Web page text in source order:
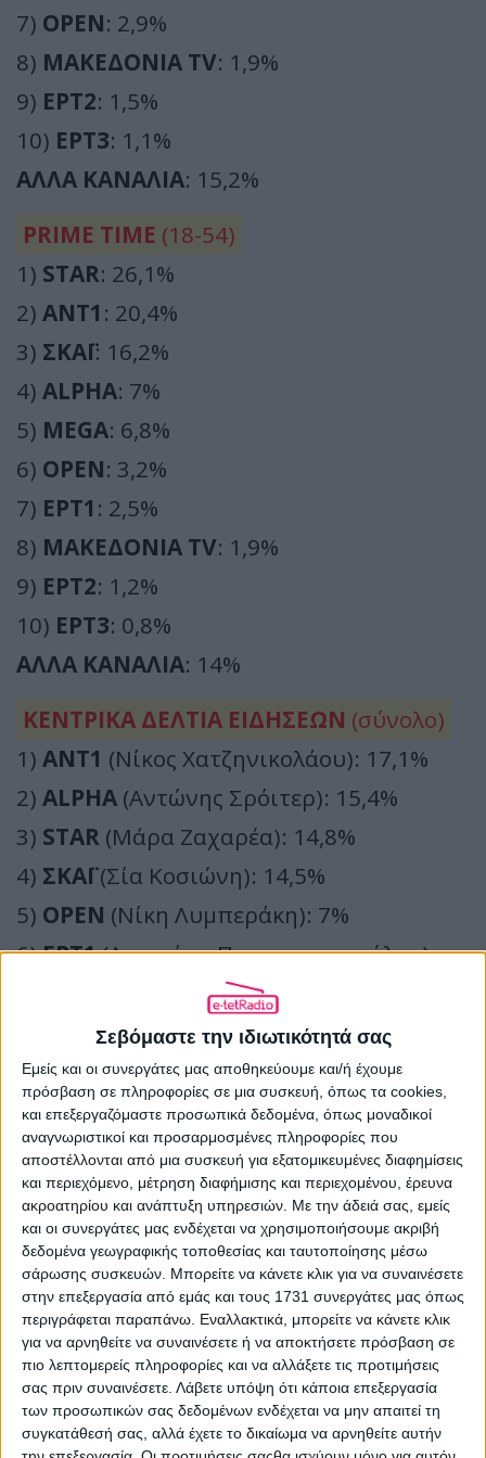
Σεβόμαστε την ιδιωτικότητά σας
Εμείς και οι συνεργάτες μας αποθηκεύουμε και/ή έχουμε
πρόσβαση σε πληροφορίες σε μια συσκευή, όπως τα cookies,
και επεξεργαζόμαστε προσωπικά δεδομένα, όπως μοναδικοί
αναγνωριστικοί και προσαρμοσμένες πληροφορίες που
αποστέλλονται από μια συσκευή για εξατομικευμένες διαφημίσεις
και περιεχόμενο, μέτρηση διαφήμισης και περιεχομένου, έρευνα
ακροατηρίου και ανάπτυξη υπηρεσιών. Με την άδειά σας, εμείς
και οι συνεργάτες μας ενδέχεται να χρησιμοποιήσουμε ακριβή
δεδομένα γεωγραφικής τοποθεσίας και ταυτοποίησης μέσω
σάρωσης συσκευών. Μπορείτε να κάνετε κλικ για να συναινέσετε
στην επεξεργασία από εμάς και τους 1731 συνεργάτες μας όπως
περιγράφεται παραπάνω. Εναλλακτικά, μπορείτε να κάνετε κλικ
για να αρνηθείτε να συναινέσετε ή να αποκτήσετε πρόσβαση σε
πιο λεπτομερείς πληροφορίες και να αλλάξετε τις προτιμήσεις
σας πριν συναινέσετε. Λάβετε υπόψη ότι κάποια επεξεργασία
των προσωπικών σας δεδομένων ενδέχεται να μην απαιτεί τη
συγκατάθεσή σας, αλλά έχετε το δικαίωμα να αρνηθείτε αυτήν
7) OPEN: 2,9%
8) ΜΑΚΕΔΟΝΙΑ TV: 1,9%
9) ΕΡΤ2: 1,5%
10) ΕΡΤ3: 1,1%
ΑΛΛΑ ΚΑΝΑΛΙΑ: 15,2%
PRIME TIME (18-54)
1) STAR: 26,1%
2) ΑΝΤ1 : 20,4%
3) ΣΚΑΪ: 16,2%
4) ALPHA: 7%
5) MEGA: 6,8%
6) OPEN: 3,2%
7) ΕΡΤ1 : 2,5%
8) ΜΑΚΕΔΟΝΙΑ TV: 1,9%
9) ΕΡΤ2: 1,2%
10) ΕΡΤ3: 0,8%
ΑΛΛΑ ΚΑΝΑΛΙΑ: 14%
ΚΕΝΤΡΙΚΑ ΔΕΛΤΙΑ ΕΙΔΗΣΕΩΝ (σύνολο)
1) ΑΝΤ1 (Νίκος Χατζηνικολάου): 17,1%
2) ALPHA (Αντώνης Σρόιτερ): 15,4%
3) STAR (Μάρα Ζαχαρέα): 14,8%
4) ΣΚΑΪ(Σία Κοσιώνη): 14,5%
5) OPEN (Νίκη Λυμπεράκη): 7%
6)ΕΡΤ1(Αντριάνα Παρασκευοπούλου):
MEGA(Ράνια Τζίμα): 5,4%
ΚΕΝΤΡΙΚΑ ΔΕΛΤΙΑ ΕΙΔΗΣΕΩΝ(18-54)
1)ΑΝΤ1(Νίκος Χατζηνικολάου): 13,9%
2)STAR(Μάρα Ζαχαρέα): 13,3%
3)ΣΚΑΪ(Σία Κοσιώνη): 11%
4)ALPHA(Αντώνης Σρόιτερ): 10,1%
5)MEGA(Ράνια Τζίμα): 6,8%
6)ΕΡΤ1(Αντριάνα Παρασκευοπούλου):
5,1%
7)OPEN(Νίκη Λυμπεράκη): 4,7%